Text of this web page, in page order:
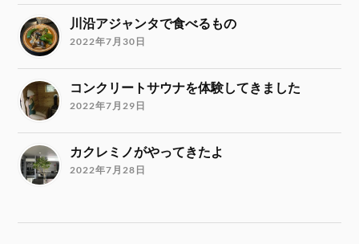
川沿アジャンタで食べるもの
2022年7月30日
コンクリートサウナを体験してきました
2022年7月29日
カクレミノがやってきたよ
2022年7月28日